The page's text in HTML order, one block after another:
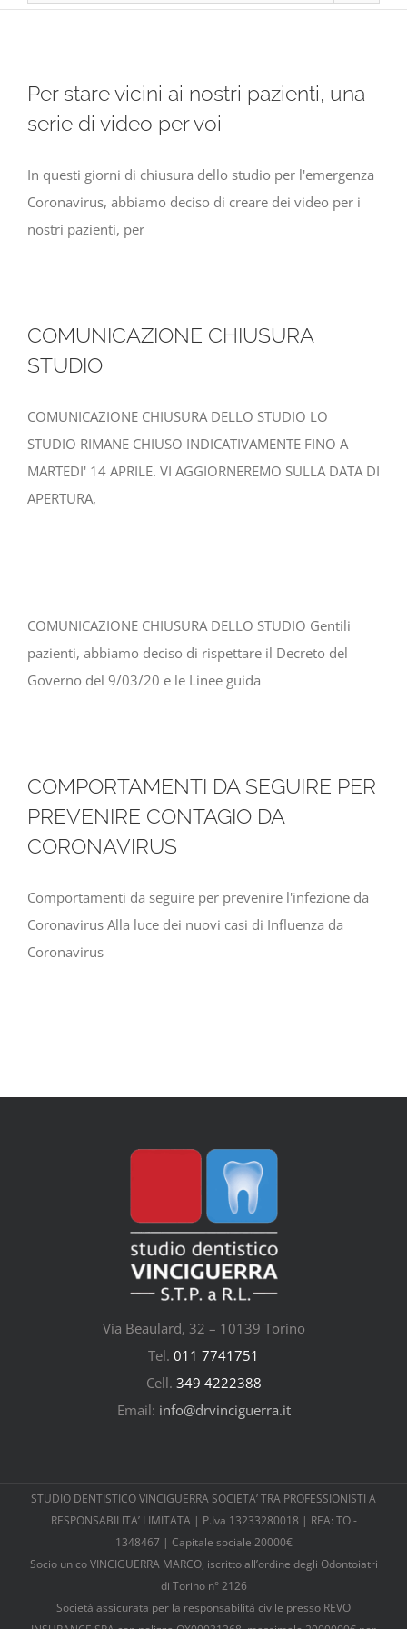
Per stare vicini ai nostri pazienti, una
serie di video per voi
In questi giorni di chiusura dello studio per l'emergenza
Coronavirus, abbiamo deciso di creare dei video per i
nostri pazienti, per
COMUNICAZIONE CHIUSURA
STUDIO
COMUNICAZIONE CHIUSURA DELLO STUDIO LO
STUDIO RIMANE CHIUSO INDICATIVAMENTE FINO A
MARTEDI' 14 APRILE. VI AGGIORNEREMO SULLA DATA DI
APERTURA,
COMUNICAZIONE CHIUSURA DELLO STUDIO Gentili
pazienti, abbiamo deciso di rispettare il Decreto del
Governo del 9/03/20 e le Linee guida
COMPORTAMENTI DA SEGUIRE PER
PREVENIRE CONTAGIO DA
CORONAVIRUS
Comportamenti da seguire per prevenire l'infezione da
Coronavirus Alla luce dei nuovi casi di Influenza da
Coronavirus
Via Beaulard, 32 – 10139 Torino
Tel. 011 7741751
Cell. 349 4222388
Email: info@drvinciguerra.it
STUDIO DENTISTICO VINCIGUERRA SOCIETA’ TRA PROFESSIONISTI A
RESPONSABILITA’ LIMITATA | P.Iva 13233280018 | REA: TO -
1348467 | Capitale sociale 20000€
Socio unico VINCIGUERRA MARCO, iscritto all’ordine degli Odontoiatri
di Torino n° 2126
Società assicurata per la responsabilità civile presso REVO